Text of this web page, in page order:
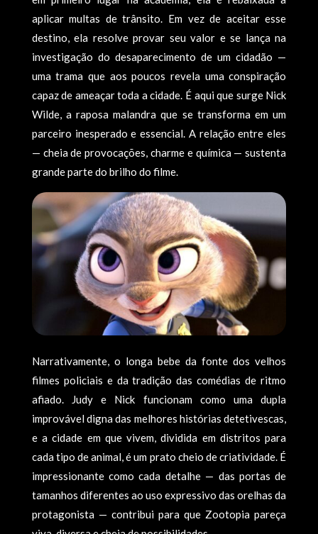
aplicar multas de trânsito. Em vez de aceitar esse
destino, ela resolve provar seu valor e se lança na
investigação do desaparecimento de um cidadão —
uma trama que aos poucos revela uma conspiração
capaz de ameaçar toda a cidade. É aqui que surge Nick
Wilde, a raposa malandra que se transforma em um
parceiro inesperado e essencial. A relação entre eles
— cheia de provocações, charme e química — sustenta
grande parte do brilho do filme.
Narrativamente, o longa bebe da fonte dos velhos
filmes policiais e da tradição das comédias de ritmo
afiado. Judy e Nick funcionam como uma dupla
improvável digna das melhores histórias detetivescas,
e a cidade em que vivem, dividida em distritos para
cada tipo de animal, é um prato cheio de criatividade. É
impressionante como cada detalhe — das portas de
tamanhos diferentes ao uso expressivo das orelhas da
protagonista — contribui para que Zootopia pareça